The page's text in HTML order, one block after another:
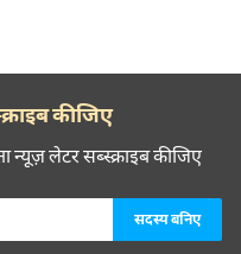
कीजिए
न्यूज़ लेटर सब्स्क्राइब कीजिए